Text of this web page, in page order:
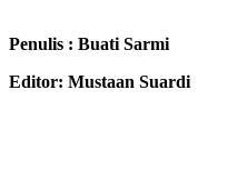
Penulis : Buati Sarmi
Editor: Mustaan Suardi